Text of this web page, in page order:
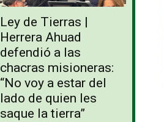
Ley de Tierras |
Herrera Ahuad
defendió a las
chacras misioneras:
“No voy a estar del
lado de quien les
saque la tierra”